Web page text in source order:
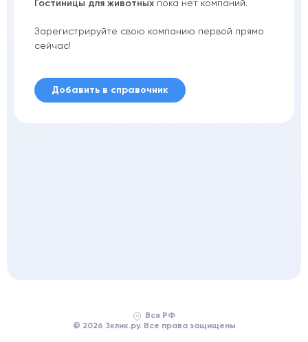
Гостиницы для животных пока нет компаний.
Зарегистрируйте свою компанию первой прямо
сейчас!
Добавить в справочник
Вся РФ
© 2026 3клик.ру. Все права защищены